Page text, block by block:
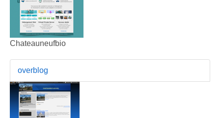
Chateauneufbio
overblog